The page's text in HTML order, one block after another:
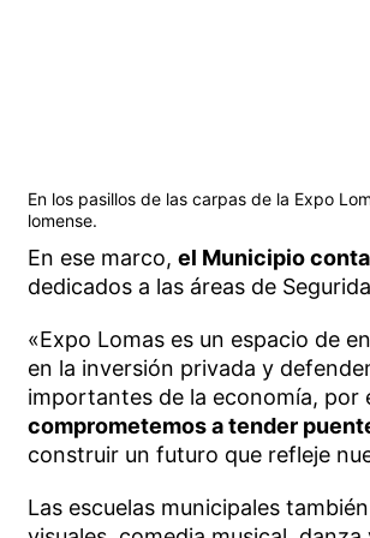
En los pasillos de las carpas de la Expo
lomense.
En ese marco, el Municipio
dedicados a las áreas de
«Expo Lomas es un espacio de
en la inversión privada y
importantes de la economía, por
comprometemos a tender
construir un futuro que refleje
Las escuelas municipales